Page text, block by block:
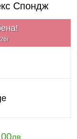
Спондж